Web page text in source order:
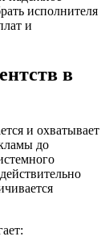
исполнителя
и
в
и охватывает
до